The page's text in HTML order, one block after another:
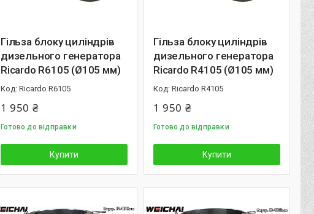
Гільза блоку циліндрів
дизельного генератора
Ricardo R6105 (Ø105 мм)
Ricardo R6105
1 950 ₴
Готово до відправки
Купити
Гільза блоку циліндрів
дизельного генератора
Ricardo R4105 (Ø105 мм)
Ricardo R4105
1 950 ₴
Готово до відправки
Купити